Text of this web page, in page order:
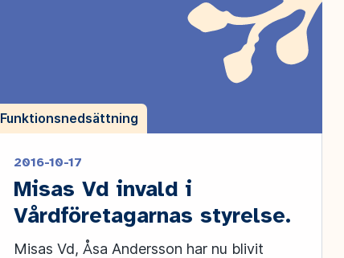
Funktionsnedsättning
2016-10-17
Misas Vd invald i
Vårdföretagarnas styrelse.
Misas Vd, Åsa Andersson har nu blivit